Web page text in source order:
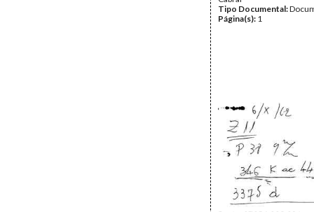
Tipo Documental:
Página(s): 1